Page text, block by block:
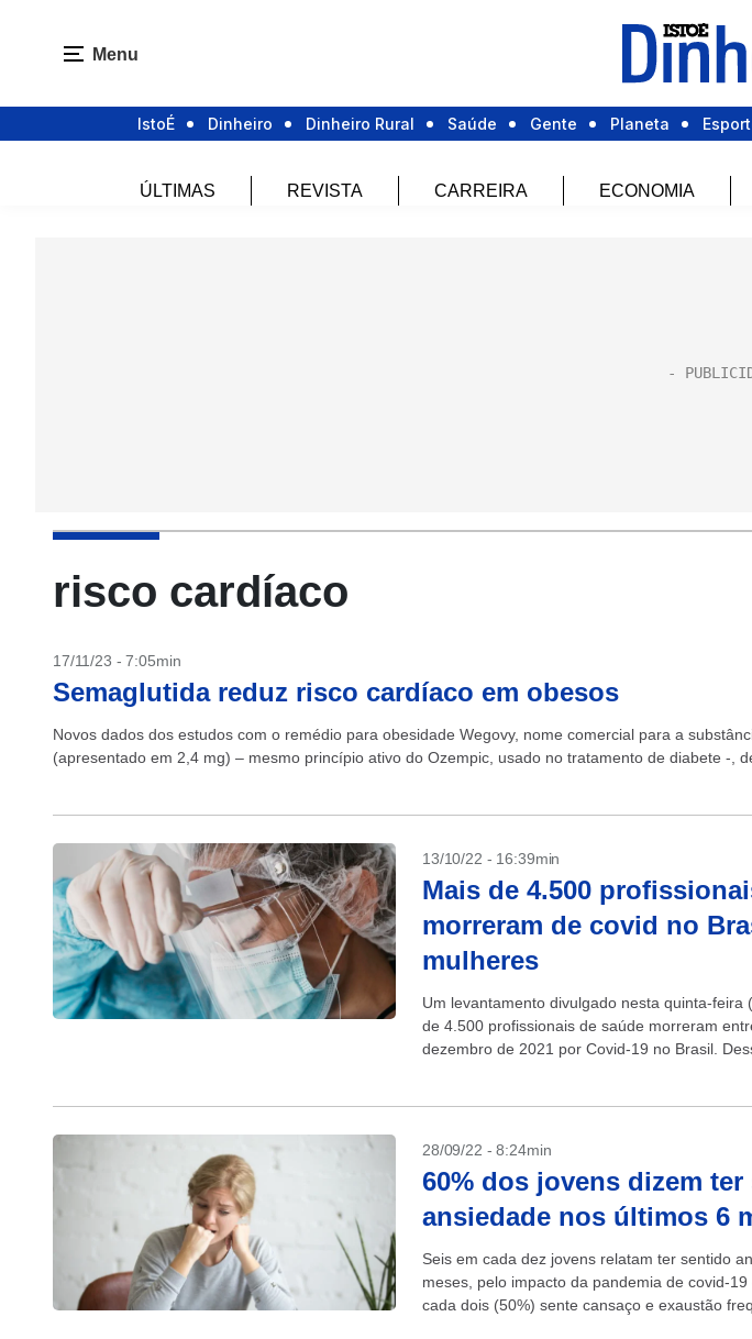
Menu
IstoÉ Dinheiro Dinheiro Rural Saúde Gente Planeta
ÚLTIMAS REVISTA CARREIRA ECONOMIA
risco cardíaco
17/11/23 - 7:05min
Semaglutida reduz risco cardíaco em obesos
Novos dados dos estudos com o remédio para obesidade Wegovy, nome comercial para a
(apresentado em 2,4 mg) – mesmo princípio ativo do Ozempic, usado no tratamento de diabete -,
13/10/22 - 16:39min
Mais de 4.500
morreram de covid no
mulheres
Um levantamento divulgado nesta quinta-feira
de 4.500 profissionais de saúde morreram
dezembro de 2021 por Covid-19 no Brasil.
28/09/22 - 8:24min
60% dos jovens dizem
ansiedade nos últimos 6
Seis em cada dez jovens relatam ter sentido
meses, pelo impacto da pandemia de covid-
cada dois (50%) sente cansaço e exaustão